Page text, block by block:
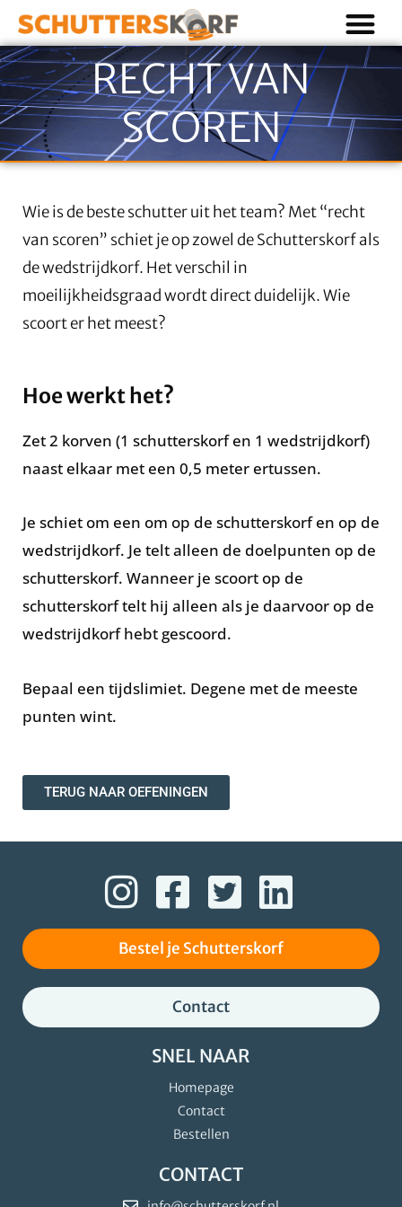
naar
de
inhoud
RECHT VAN
SCOREN
Wie is de beste schutter uit het team? Met “recht
van scoren” schiet je op zowel de Schutterskorf als
de wedstrijdkorf. Het verschil in
moeilijkheidsgraad wordt direct duidelijk. Wie
scoort er het meest?
Hoe werkt het?
Zet 2 korven (1 schutterskorf en 1 wedstrijdkorf)
naast elkaar met een 0,5 meter ertussen.
Je schiet om een om op de schutterskorf en op de
wedstrijdkorf. Je telt alleen de doelpunten op de
schutterskorf. Wanneer je scoort op de
schutterskorf telt hij alleen als je daarvoor op de
wedstrijdkorf hebt gescoord.
Bepaal een tijdslimiet. Degene met de meeste
punten wint.
TERUG NAAR OEFENINGEN
Bestel je Schutterskorf
Contact
SNEL NAAR
Homepage
Contact
Bestellen
CONTACT